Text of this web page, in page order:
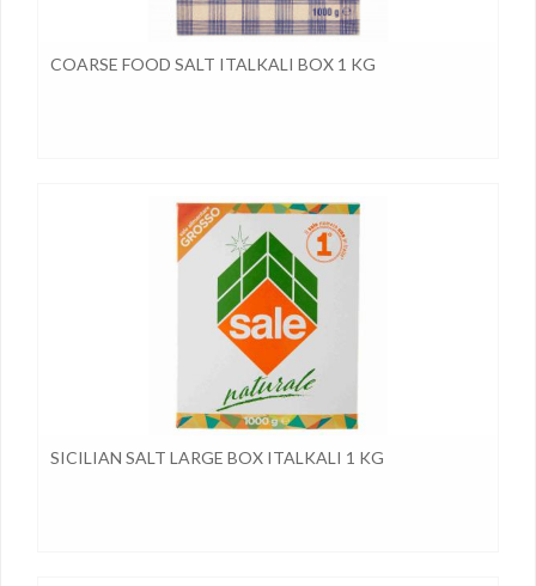
COARSE FOOD SALT ITALKALI BOX 1 KG
SICILIAN SALT LARGE BOX ITALKALI 1 KG